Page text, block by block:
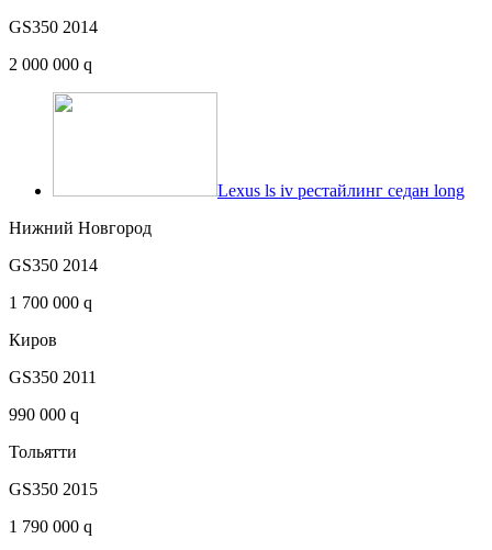
GS350 2014
2 000 000 q
Lexus ls iv рестайлинг седан long
Нижний Новгород
GS350 2014
1 700 000 q
Киров
GS350 2011
990 000 q
Тольятти
GS350 2015
1 790 000 q